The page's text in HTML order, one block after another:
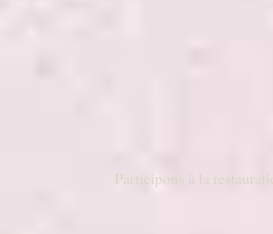
Participons à la